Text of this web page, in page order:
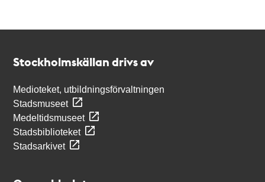
Stockholmskällan drivs av
Medioteket, utbildningsförvaltningen
Stadsmuseet
Medeltidsmuseet
Stadsbiblioteket
Stadsarkivet